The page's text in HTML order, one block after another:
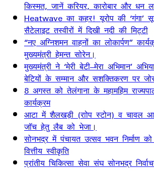
किस्मत, जानें करियर, कारोबार और धन
Heatwave का कहर! यूरोप की
सैटेलाइट तस्वीरों में दिखी नदी की मिट्टी
“नए अग्निशमन वाहनों का लोकार्पण”
मुख्यमंत्री हेमन्त सोरेन।
मुख्यमंत्री ने ‘मेरी बेटी–मेरा अभिमान’
बेटियों के सम्मान और सशक्तिकरण पर
8 अगस्त को तेलंगाना के महामहिम
कार्यक्रम
आटा में शैलखड़ी (राोप स्टोन) व चावल
जॉच हेतु लैब को भेजा।
सोनभद्र में पंचायत उत्सव भवन निर्माण
वित्तीय स्वीकृति
प्रांतीय चिकित्सा सेवा संघ सोनभद्र